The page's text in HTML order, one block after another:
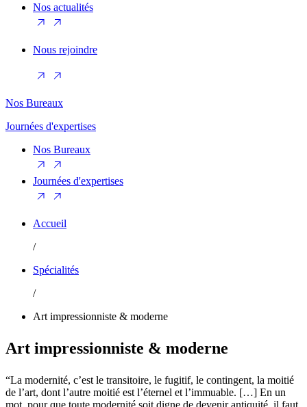
Nos actualités
Nous rejoindre
Nos Bureaux
Journées d'expertises
Nos Bureaux
Journées d'expertises
Accueil
/
Spécialités
/
Art impressionniste & moderne
Art impressionniste & moderne
“La modernité, c’est le transitoire, le fugitif, le contingent, la moitié
de l’art, dont l’autre moitié est l’éternel et l’immuable. […] En un
mot, pour que toute modernité soit digne de devenir antiquité, il faut